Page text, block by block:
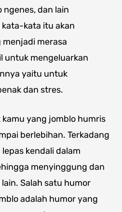
ngenes, dan lain
kata itu akan
merasa
untuk mengeluarkan
yaitu untuk
dan stres.
kamu yang jomblo humris
berlebihan. Terkadang
kendali dalam
menyinggung dan
Salah satu humor
adalah humor yang